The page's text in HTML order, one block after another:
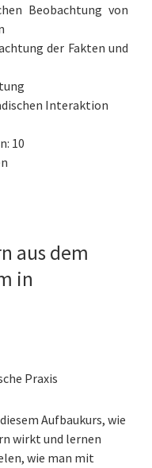
Beobachtung von
der Fakten und
Interaktion
10
aus dem
in
Praxis
Aufbaukurs, wie
wirkt und lernen
wie man mit